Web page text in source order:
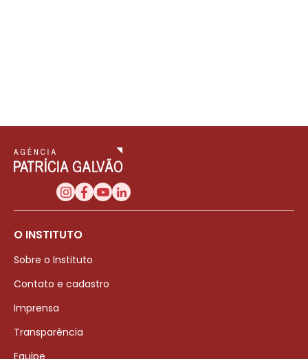
O INSTITUTO
Sobre o Instituto
Contato e cadastro
Imprensa
Transparência